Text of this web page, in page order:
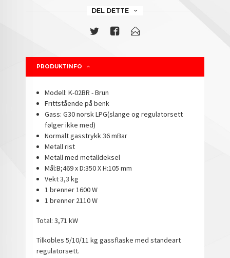
DEL DETTE
PRODUKTINFO
Modell: K-02BR - Brun
Frittstående på benk
Gass: G30 norsk LPG(slange og regulatorsett
følger ikke med)
Normalt gasstrykk 36 mBar
Metall rist
Metall med metalldeksel
Mål:B;469 x D:350 X H:105 mm
Vekt 3,3 kg
1 brenner 1600 W
1 brenner 2110 W
Total: 3,71 kW
Tilkobles 5/10/11 kg gassflaske med standeart
regulatorsett.